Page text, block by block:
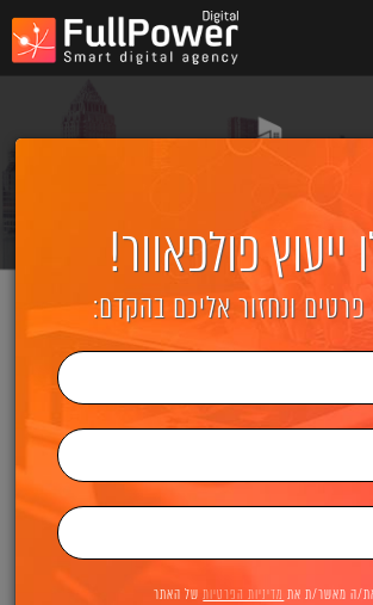
ייעוץ פולפאוור!
ונחזור אליכם בהקדם:
ה מאשר/ת את מדיניות הפרטיותשל האתר